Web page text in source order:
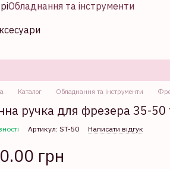
Обладнання та інструменти
Каталог Обладнання та інструменти
ручка для фрезера 35-
Артикул: ST-50 Написати відгук
грн